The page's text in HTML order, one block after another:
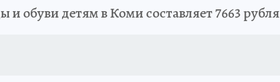
обуви детям в Коми составляет 7663 рубля